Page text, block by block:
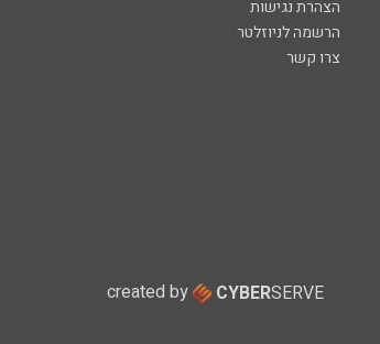
הצהרת נגישות
הרשמה לניוזלטר
צרו קשר
created by CYBERSERVE